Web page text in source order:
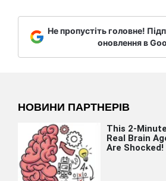
Не пропустіть головне!
оновлення в